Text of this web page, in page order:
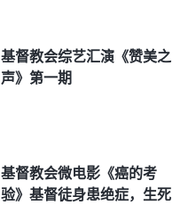
基督教会综艺汇演《赞美之
声》第一期
基督教会微电影《癌的考
验》基督徒身患绝症，生死